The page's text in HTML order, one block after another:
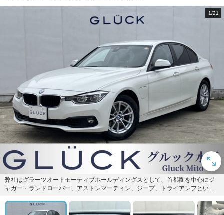
1/21
弊社はグラーツオートモーティブホールディングスとして、首都圏を中心にジ
ャガー・ランドローバー、アストンマーティン、ジープ、トライアンフといっ